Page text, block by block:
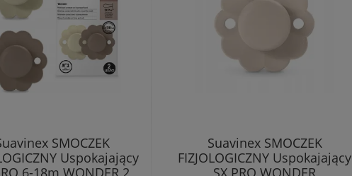
SMOCZEK
Uspokajający
6-18m WONDER 2
Suavinex SMOCZEK
FIZJOLOGICZNY Uspokajający
SX PRO WONDER